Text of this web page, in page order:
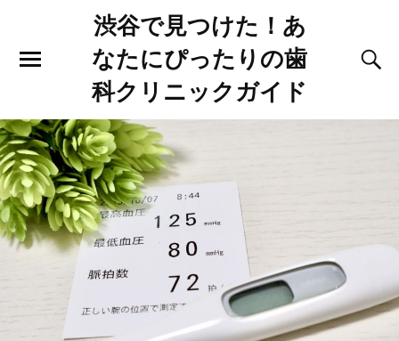
渋谷で見つけた！あ
なたにぴったりの歯
科クリニックガイド